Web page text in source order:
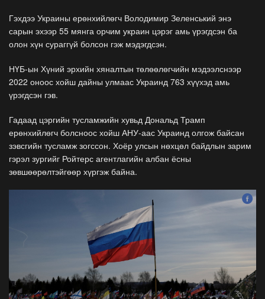
Гэхдээ Украины ерөнхийлөгч Володимир Зеленський энэ
сарын эхээр 55 мянга орчим украин цэрэг амь үрэгдсэн ба
олон хүн сураггүй болсон гэж мэдэгдсэн.
НҮБ-ын Хүний эрхийн хяналтын төлөөлөгчийн мэдээлснээр
2022 оноос хойш дайны улмаас Украинд 763 хүүхэд амь
үрэгдсэн гэв.
Гадаад цэргийн тусламжийн хувьд Дональд Трамп
ерөнхийлөгч болсноос хойш АНУ-аас Украинд олгож байсан
зэвсгийн тусламж зогссон. Хоёр улсын нөхцөл байдлын зарим
гэрэл зургийг Ройтерс агентлагийн албан ёсны
зөвшөөрөлтэйгөөр хүргэж байна.